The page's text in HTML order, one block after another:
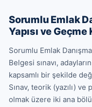
Sorumlu Emlak
Yapısı ve
Sorumlu Emlak
Belgesi sınavı,
kapsamlı bir şekilde
Sınav, teorik (yazılı)
olmak üzere iki ana